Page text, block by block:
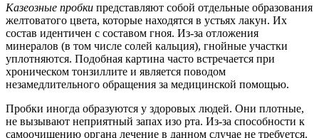
Казеозные пробки представляют собой отдельные образования
желтоватого цвета, которые находятся в устьях лакун. Их
состав идентичен с составом гноя. Из-за отложения
минералов (в том числе солей кальция), гнойные участки
уплотняются. Подобная картина часто встречается при
хроническом тонзиллите и является поводом
незамедлительного обращения за медицинской помощью.
Пробки иногда образуются у здоровых людей. Они плотные,
не вызывают неприятный запах изо рта. Из-за способности к
самоочищению органа лечение в данном случае не требуется.